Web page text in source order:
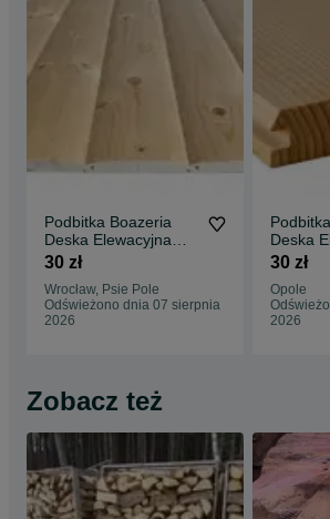
Podbitka Boazeria
Deska Elewacyjna
PółBal Listwy
Strugane Wrocław
Wysyłka . Cały Kraj
30 zł
Wrocław, Psie Pole
Odświeżono dnia 07 sierpnia
2026
Deska
PółBal
Opole
Kraj
30 zł
Opole
2026
Zobacz też